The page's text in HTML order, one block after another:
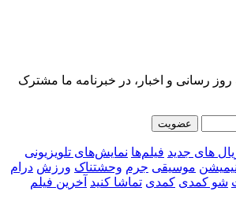
روز رسانی و اخبار، در خبرنامه ما مشترک
عضویت
های جدید فیلم‌ها نمایش‌های تلویزیونی
انیمیشن موسیقی جرم وحشتناک ورزش درام
شو کمدی کمدی تماشا کنید آخرین فیلم